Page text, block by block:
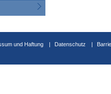
und Haftung Datenschutz